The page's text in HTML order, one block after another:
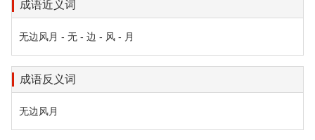
成语近义词
无边风月 - 无 - 边 - 风 - 月
成语反义词
无边风月